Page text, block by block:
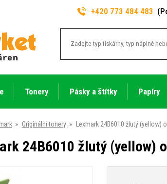
+420 773 484 483
Tonery Pásky a štítky Papíry
» Originální tonery » Lexmark 24B6010 žlutý (yellow)
24B6010 žlutý (yellow)